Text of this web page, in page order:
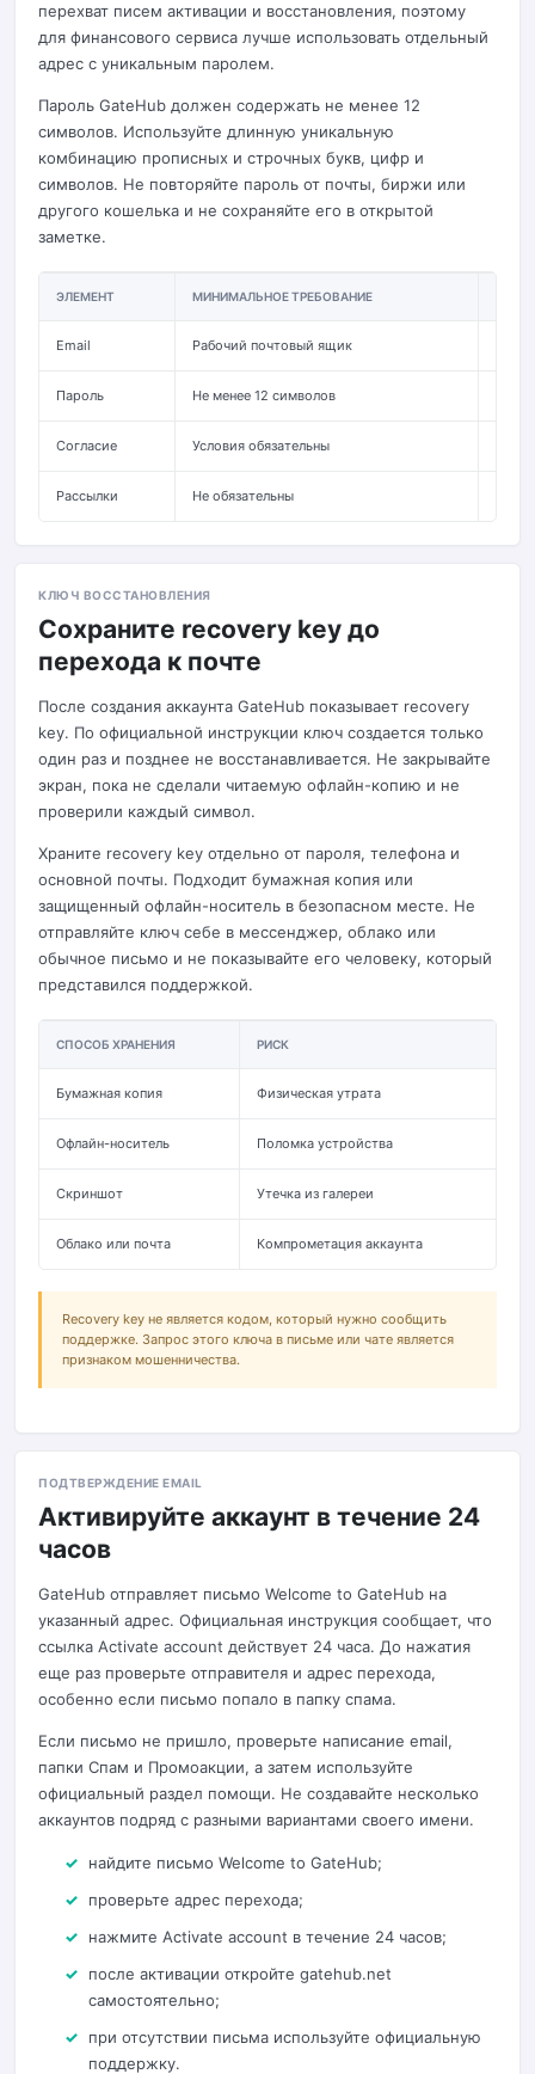
перехват писем активации и восстановления, поэтому
для финансового сервиса лучше использовать отдельный
адрес с уникальным паролем.
Пароль GateHub должен содержать не менее 12
символов. Используйте длинную уникальную
комбинацию прописных и строчных букв, цифр и
символов. Не повторяйте пароль от почты, биржи или
другого кошелька и не сохраняйте его в открытой
заметке.
ЭЛЕМЕНТ МИНИМАЛЬНОЕ ТРЕБОВАНИЕ
Email Рабочий почтовый ящик
Пароль Не менее 12 символов
Согласие Условия обязательны
Рассылки Не обязательны
КЛЮЧ ВОССТАНОВЛЕНИЯ
Сохраните recovery key до
перехода к почте
После создания аккаунта GateHub показывает recovery
key. По официальной инструкции ключ создается только
один раз и позднее не восстанавливается. Не закрывайте
экран, пока не сделали читаемую офлайн-копию и не
проверили каждый символ.
Храните recovery key отдельно от пароля, телефона и
основной почты. Подходит бумажная копия или
защищенный офлайн-носитель в безопасном месте. Не
отправляйте ключ себе в мессенджер, облако или
обычное письмо и не показывайте его человеку, который
представился поддержкой.
СПОСОБ ХРАНЕНИЯ РИСК
Бумажная копия Физическая утрата
Офлайн-носитель Поломка устройства
Скриншот Утечка из галереи
Облако или почта Компрометация аккаунта
Recovery key не является кодом, который нужно сообщить
поддержке. Запрос этого ключа в письме или чате является
признаком мошенничества.
ПОДТВЕРЖДЕНИЕ EMAIL
Активируйте аккаунт в течение 24
часов
GateHub отправляет письмо Welcome to GateHub на
указанный адрес. Официальная инструкция сообщает, что
ссылка Activate account действует 24 часа. До нажатия
еще раз проверьте отправителя и адрес перехода,
особенно если письмо попало в папку спама.
Если письмо не пришло, проверьте написание email,
папки Спам и Промоакции, а затем используйте
официальный раздел помощи. Не создавайте несколько
аккаунтов подряд с разными вариантами своего имени.
найдите письмо Welcome to GateHub;
проверьте адрес перехода;
нажмите Activate account в течение 24 часов;
после активации откройте gatehub.net
самостоятельно;
при отсутствии письма используйте официальную
поддержку.